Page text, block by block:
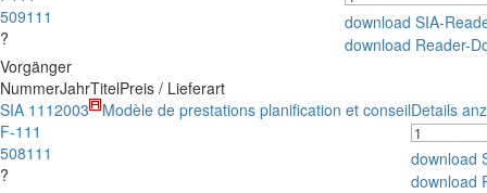
509111
?
download SIA-
download Reader-
Vorgänger
NummerJahrTitelPreis / Lieferart
SIA 111
F-111
508111
?
2003 Modèle de prestations planification et conseilDetails
download
download